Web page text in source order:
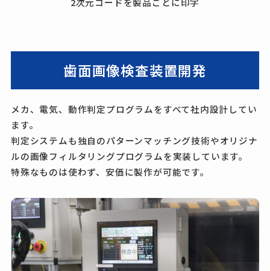
歯面画像検査装置開発
メカ、電気、動作判定プログラムをすべて社内設計してい
ます。
判定システムも独自のパターンマッチング技術やオリジナ
ルの画像フィルタリングプログラムを実装しています。
特殊なものは使わず、安価に製作が可能です。